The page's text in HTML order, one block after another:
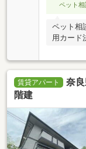
ペット
ペット相
用カード
賃貸アパート
奈
階建